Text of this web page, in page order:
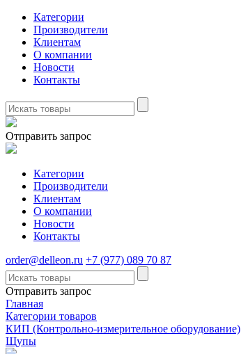
Категории
Производители
Клиентам
О компании
Новости
Контакты
Отправить запрос
Категории
Производители
Клиентам
О компании
Новости
Контакты
order@delleon.ru +7 (977) 089 70 87
Отправить запрос
Главная
Категории товаров
КИП (Контрольно-измерительное оборудование)
Щупы